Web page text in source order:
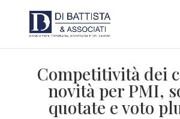
Competitività dei
novità per PMI,
quotate e voto